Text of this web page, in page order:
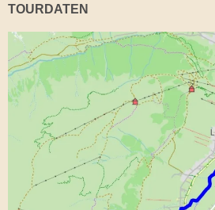
TOURDATEN